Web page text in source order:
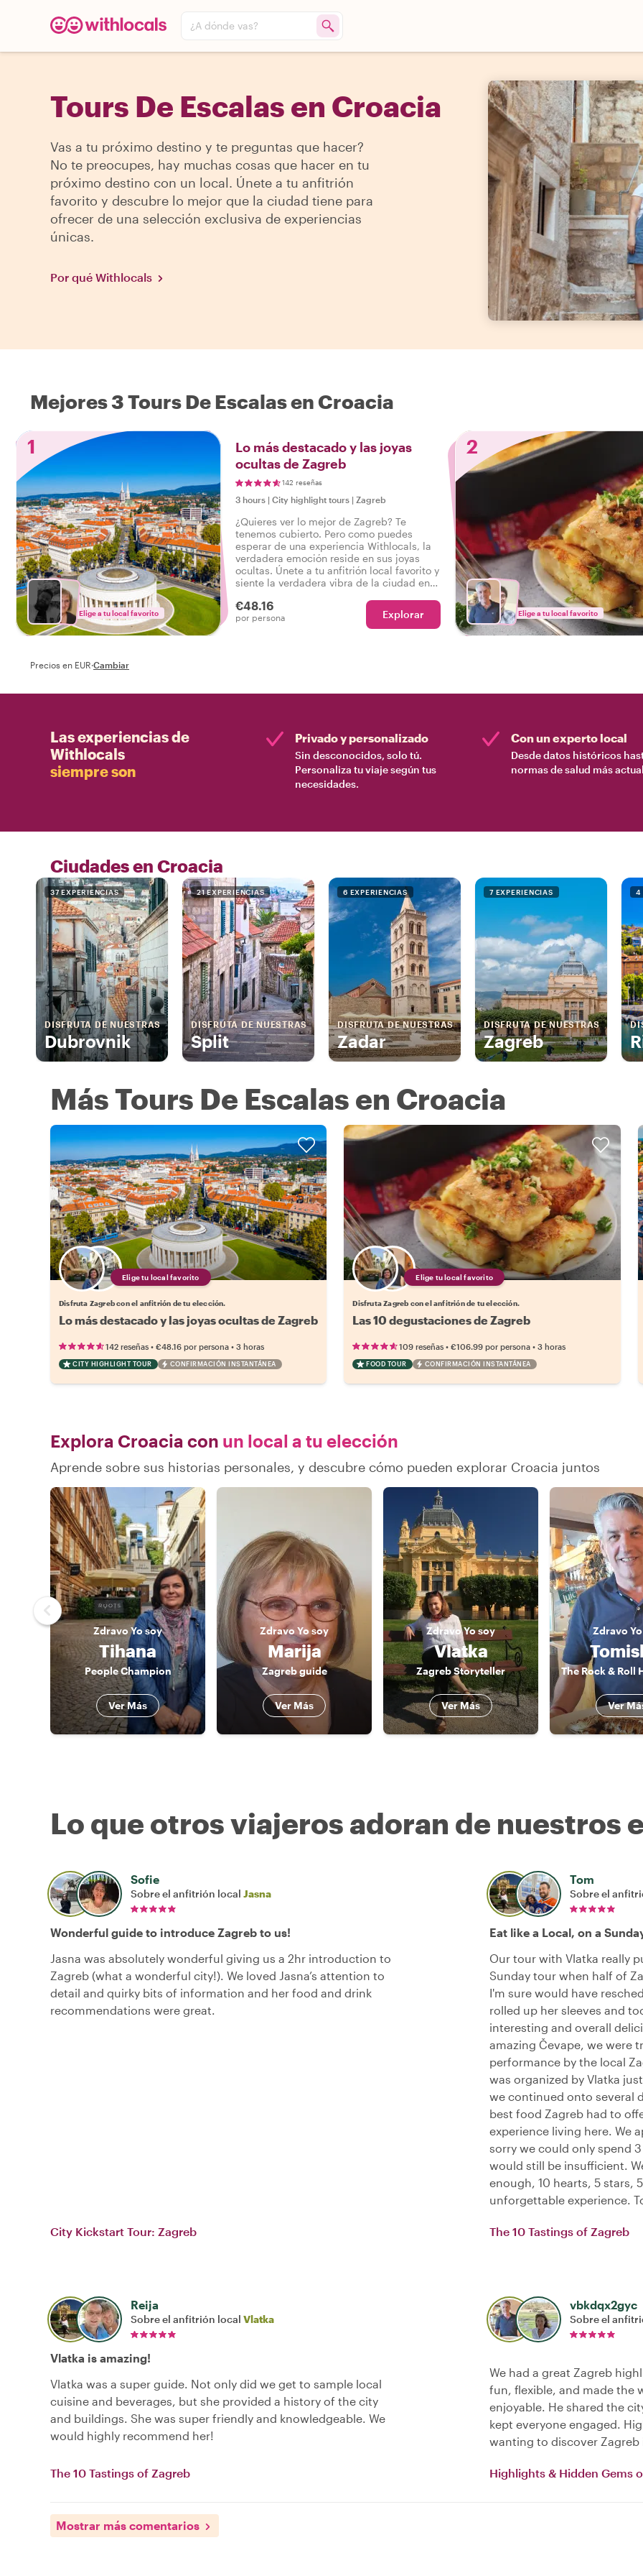
¿A dónde vas?
Tours De Escalas en Croacia
Vas a tu próximo destino y te preguntas que hacer?
No te preocupes, hay muchas cosas que hacer en tu
próximo destino con un local. Únete a tu anfitrión
favorito y descubre lo mejor que la ciudad tiene para
ofrecer de una selección exclusiva de experiencias
únicas.
Por qué Withlocals
Mejores 3 Tours De Escalas en Croacia
1
Elige a tu local favorito
Lo más destacado y las joyas
ocultas de Zagreb
142 reseñas
3 hours | City highlight tours | Zagreb
¿Quieres ver lo mejor de Zagreb? Te
tenemos cubierto. Pero como puedes
esperar de una experiencia Withlocals, la
verdadera emoción reside en sus joyas
ocultas. Únete a tu anfitrión local favorito y
siente la verdadera vibra de la ciudad en
decir: ¡Experimenté el Zagreb real!
€48.16
por persona Explorar
2
Elige a tu local favorito
Precios en EUR·Cambiar
Las experiencias de
Withlocals
siempre son
Privado y personalizado
Sin desconocidos, solo tú.
Personaliza tu viaje según tus
necesidades.
Con un experto local
Desde datos históricos
normas de salud más
Ciudades en Croacia
37 EXPERIENCIAS
DISFRUTA DE NUESTRAS
Dubrovnik
21 EXPERIENCIAS
DISFRUTA DE NUESTRAS
Split
6 EXPERIENCIAS
DISFRUTA DE NUESTRAS
Zadar
7 EXPERIENCIAS
DISFRUTA DE NUESTRAS
Zagreb
4
Más Tours De Escalas en Croacia
Elige tu local favorito
Disfruta Zagreb con el anfitrión de tu elección.
Lo más destacado y las joyas ocultas de Zagreb
142 reseñas • €48.16 por persona • 3 horas
CITY HIGHLIGHT TOUR CONFIRMACIÓN INSTANTÁNEA
Elige tu local favorito
Disfruta Zagreb con el anfitrión de tu elección.
Las 10 degustaciones de Zagreb
109 reseñas •€106.99 por persona •3 horas
FOOD TOUR CONFIRMACIÓN INSTANTÁNEA
Explora Croacia con un local a tu elección
Aprende sobre sus historias personales, y descubre cómo pueden explorar Croacia juntos
ZdravoYo soy
Tihana
People Champion
Ver Más
ZdravoYo soy
Marija
Zagreb guide
Ver Más
ZdravoYo soy
Vlatka
Zagreb Storyteller
Ver Más
Zdravo
Ver
Lo que otros viajeros adoran de nuestros
Sofie
Sobre el anfitrión local Jasna
Wonderful guide to introduce Zagreb to us!
Jasna was absolutely wonderful giving us a 2hr introduction to
Zagreb (what a wonderful city!). We loved Jasna’s attention to
detail and quirky bits of information and her food and drink
recommendations were great.
City Kickstart Tour: Zagreb
Tom
Sobre el
Eat like a Local, on a
Our tour with Vlatka really
Sunday tour when half of
I'm sure would have
rolled up her sleeves and
interesting and overall
amazing Čevape, we were
performance by the local
was organized by Vlatka
we continued onto several
best food Zagreb had to
experience living here. We
sorry we could only spend
would still be insufficient.
enough, 10 hearts, 5 stars,
unforgettable experience.
The 10 Tastings of Zagreb
Reija
Sobre el anfitrión local Vlatka
Vlatka is amazing!
Vlatka was a super guide. Not only did we get to sample local
cuisine and beverages, but she provided a history of the city
and buildings. She was super friendly and knowledgeable. We
would highly recommend her!
The 10 Tastings of Zagreb
vbkdqx2gyc
Sobre el
We had a great Zagreb
fun, flexible, and made the
enjoyable. He shared the
kept everyone engaged.
wanting to discover Zagreb
Highlights & Hidden Gems
Mostrar más comentarios